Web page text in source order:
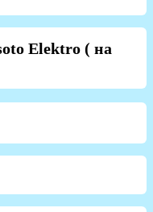
Elektro ( на